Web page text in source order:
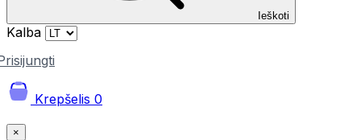
Ieškoti
Kalba
Krepšelis 0
×